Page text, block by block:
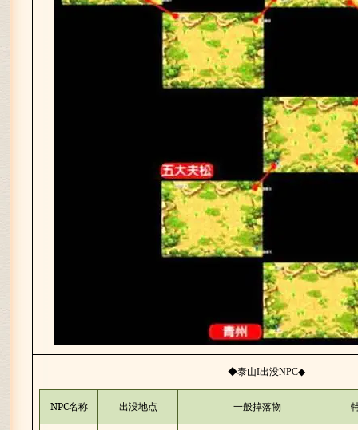
◆泰山I出没NPC◆
NPC名称 出没地点 一般掉落物